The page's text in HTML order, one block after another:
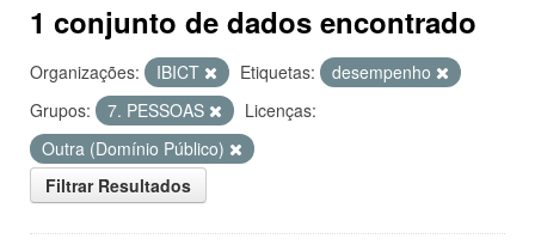
1 conjunto de dados encontrado
Organizações: IBICT Etiquetas:
desempenho
Grupos:
7. PESSOAS
Licenças:
Outra (Domínio Público)
Filtrar Resultados